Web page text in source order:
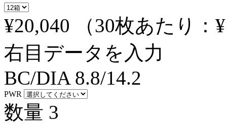
¥20,040
（30枚あたり：
右目データを入力
BC/DIA 8.8/14.2
PWR
数量 3